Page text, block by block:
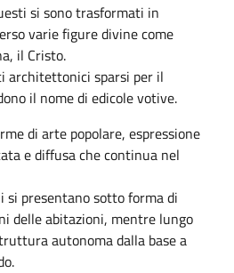
si sono trasformati in
varie figure divine come
il Cristo.
architettonici sparsi per il
il nome di edicole votive.
di arte popolare, espressione
e diffusa che continua nel
si presentano sotto forma di
delle abitazioni, mentre lungo
autonoma dalla base a